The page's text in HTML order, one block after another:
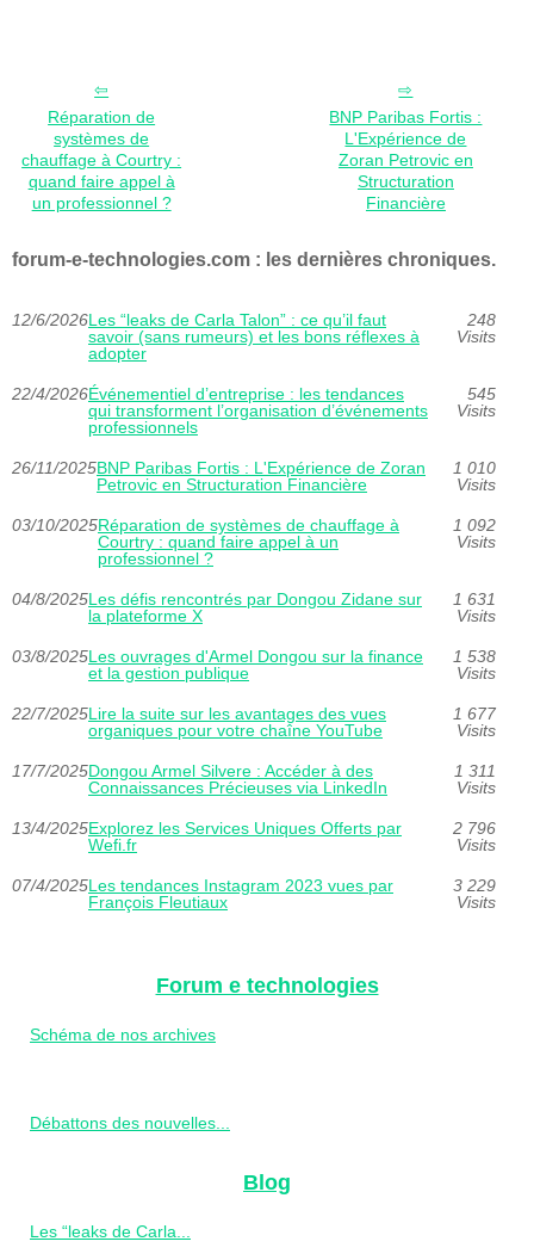
Réparation de
systèmes de
chauffage à Courtry :
quand faire appel à
un professionnel ?
BNP Paribas Fortis :
L'Expérience de
Zoran Petrovic en
Structuration
Financière
forum-e-technologies.com : les dernières chroniques.
12/6/2026Les “leaks de Carla Talon” : ce qu’il faut
savoir (sans rumeurs) et les bons réflexes à
adopter
248
Visits
22/4/2026Événementiel d’entreprise : les tendances
qui transforment l’organisation d’événements
professionnels
545
Visits
26/11/2025BNP Paribas Fortis : L'Expérience de Zoran
Petrovic en Structuration Financière
1 010
Visits
03/10/2025Réparation de systèmes de chauffage à
Courtry : quand faire appel à un
professionnel ?
1 092
Visits
04/8/2025Les défis rencontrés par Dongou Zidane sur
la plateforme X
1 631
Visits
03/8/2025Les ouvrages d'Armel Dongou sur la finance
et la gestion publique
1 538
Visits
22/7/2025Lire la suite sur les avantages des vues
organiques pour votre chaîne YouTube
1 677
Visits
17/7/2025Dongou Armel Silvere : Accéder à des
Connaissances Précieuses via LinkedIn
1 311
Visits
13/4/2025Explorez les Services Uniques Offerts par
Wefi.fr
2 796
Visits
07/4/2025Les tendances Instagram 2023 vues par
François Fleutiaux
3 229
Visits
Forum e technologies
Schéma de nos archives
Débattons des nouvelles...
Blog
Les “leaks de Carla...